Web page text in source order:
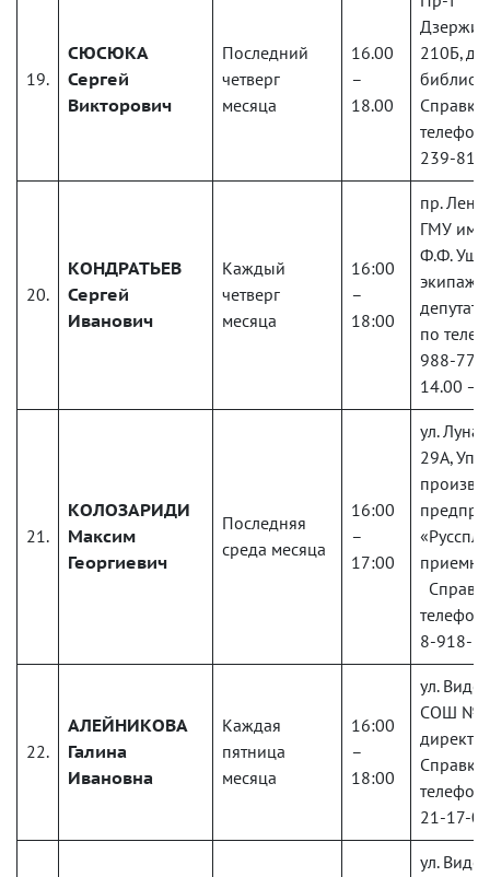
19.
СЮСЮКА
Сергей
Викторович
Последний
четверг
месяца
16.00
–
18.00
210Б,
Справки
239-81-
20.
КОНДРАТЬЕВ
Сергей
Иванович
Каждый
четверг
месяца
16:00
–
18:00
пр.
ГМУ им.
Ф.Ф.
экипаж,
по
988-
14.00 –
21.
КОЛОЗАРИДИ
Максим
Георгиевич
Последняя
среда месяца
16:00
–
17:00
ул.
29А,
8-918-
22.
АЛЕЙНИКОВА
Галина
Ивановна
Каждая
пятница
месяца
16:00
–
18:00
ул.
СОШ №
Справки
21-17-06
ул.